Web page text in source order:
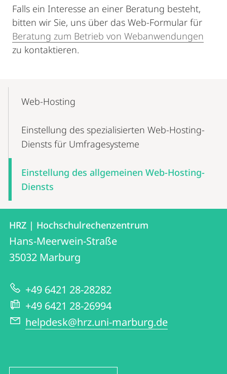
Falls ein Interesse an einer Beratung besteht,
bitten wir Sie, uns über das Web-Formular für
Beratung zum Betrieb von Webanwendungen
zu kontaktieren.
NavigationWeb-Hosting
Einstellung des spezialisierten Web-Hosting-
Diensts für Umfragesysteme
Einstellung des allgemeinen Web-Hosting-
Diensts
Kontakt
und
Informationen
zur
Website
Kontaktinformationen
HRZ
|
Hochschulrechenzentrum
HRZ | Hochschulrechenzentrum
Hans-Meerwein-Straße
35032 Marburg
+49 6421 28-28282
+49 6421 28-26994
helpdesk@hrz.uni-marburg.de